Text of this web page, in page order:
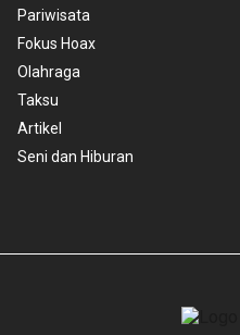
Pariwisata
Fokus Hoax
Olahraga
Taksu
Artikel
Seni dan Hiburan